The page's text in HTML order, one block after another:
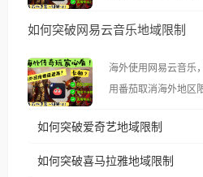
示语。 海外用户如香港、澳门、台湾、美国、加拿
像其他音乐平台一样
仅能在中国大陆地区播放。 遇到这个问题
台湾、美国、加拿大
如何突破网易云音乐地域限制
海外使用网易云音乐
用番茄取消海外地区限制。 当在海外打
播放”的提示语。 海外用户如香港、澳门、台湾、美
如何突破爱奇艺地域限制
如何突破喜马拉雅地域限制